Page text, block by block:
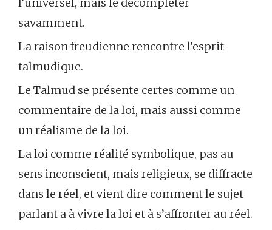
l’universel, mais le décompléter
savamment.
La raison freudienne rencontre l’esprit
talmudique.
Le Talmud se présente certes comme un
commentaire de la loi, mais aussi comme
un réalisme de la loi.
La loi comme réalité symbolique, pas au
sens inconscient, mais religieux, se diffracte
dans le réel, et vient dire comment le sujet
parlant a à vivre la loi et à s’affronter au réel.